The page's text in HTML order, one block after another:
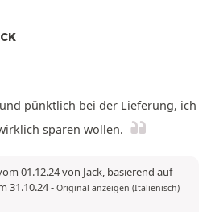
pünktlich bei der Lieferung, ich
sparen wollen.
01.12.24 von Jack, basierend auf
31.10.24- Original anzeigen (Italienisch)